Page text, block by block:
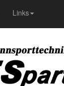
Links